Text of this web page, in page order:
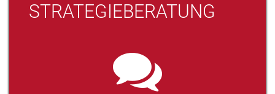
STRATEGIEBERATUNG